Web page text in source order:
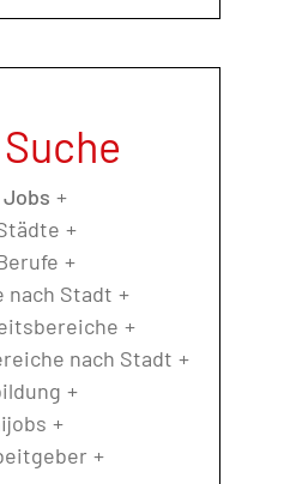
Suche
Jobs
nach Stadt
nach Stadt